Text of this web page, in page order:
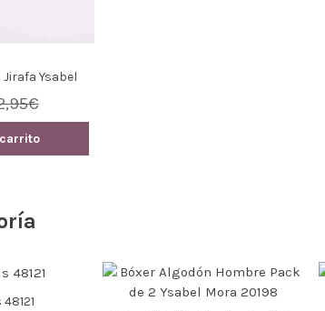
Niña Y Mujer
34003